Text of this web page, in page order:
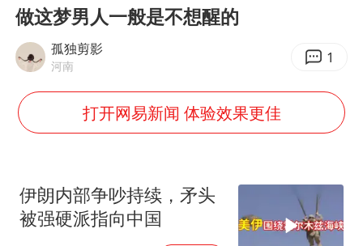
CIA被曝已秘密设立古巴工作组
24小时不关空调 电费会更低吗
中国养老床位“三连降”
我国编制完成新版全月地质图
郑国霖回应去景区上班被保安拦下
做这梦男人一般是不想醒的
孤独剪影
河南 1
打开网易新闻 体验效果更佳
伊朗内部争吵持续，矛头
被强硬派指向中国